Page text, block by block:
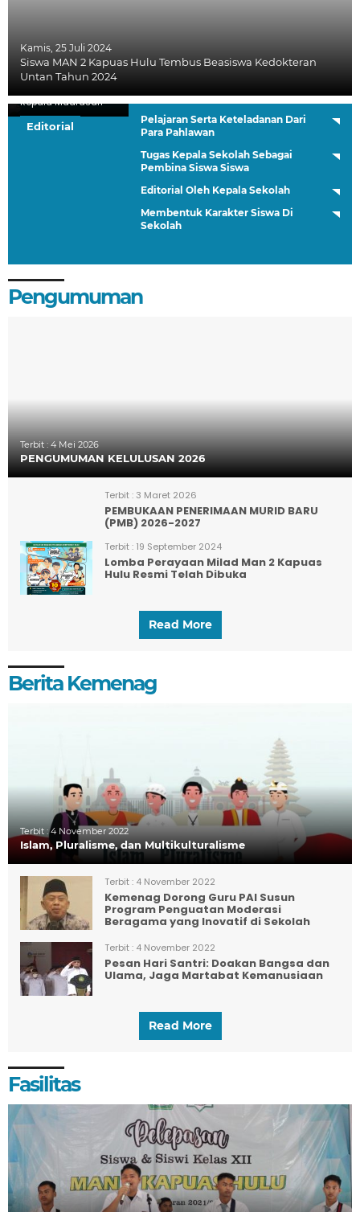
Kamis, 25 Juli 2024
Siswa MAN 2 Kapuas Hulu Tembus Beasiswa Kedokteran
Untan Tahun 2024
Editorial
Kepala Madrasah
Pelajaran Serta Keteladanan Dari
Para Pahlawan
Tugas Kepala Sekolah Sebagai
Pembina Siswa Siswa
Editorial Oleh Kepala Sekolah
Membentuk Karakter Siswa Di
Sekolah
Pengumuman
Terbit : 4 Mei 2026
PENGUMUMAN KELULUSAN 2026
Terbit : 3 Maret 2026
PEMBUKAAN PENERIMAAN MURID BARU
(PMB) 2026-2027
Terbit : 19 September 2024
Lomba Perayaan Milad Man 2 Kapuas
Hulu Resmi Telah Dibuka
Read More
Berita Kemenag
Terbit :4 November 2022
Islam, Pluralisme, dan Multikulturalisme
Terbit : 4 November 2022
Kemenag Dorong Guru PAI Susun
Program Penguatan Moderasi
Beragama yang Inovatif di Sekolah
Terbit : 4 November 2022
Pesan Hari Santri: Doakan Bangsa dan
Ulama, Jaga Martabat Kemanusiaan
Read More
Fasilitas